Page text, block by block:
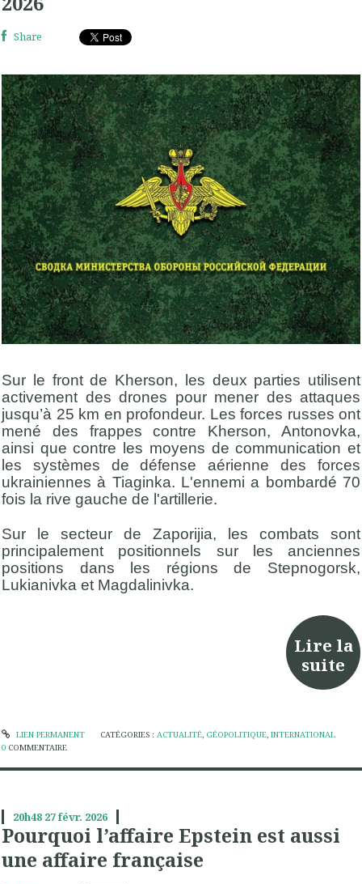
Share
Sur le front de Kherson, les deux parties utilisent
activement des drones pour mener des attaques
jusqu’à 25 km en profondeur. Les forces russes ont
mené des frappes contre Kherson, Antonovka,
ainsi que contre les moyens de communication et
les systèmes de défense aérienne des forces
ukrainiennes à Tiaginka. L'ennemi a bombardé 70
fois la rive gauche de l'artillerie.
Sur le secteur de Zaporijia, les combats sont
principalement positionnels sur les anciennes
positions dans les régions de Stepnogorsk,
Lukianivka et Magdalinivka.
Lire la
suite
LIEN PERMANENT CATÉGORIES : ACTUALITÉ, GÉOPOLITIQUE, INTERNATIONAL
0 COMMENTAIRE
20h48 27févr. 2026
Pourquoi l’affaire Epstein est aussi
une affaire française